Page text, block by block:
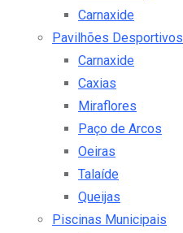
Carnaxide
Pavilhões Desportivos
Carnaxide
Caxias
Miraflores
Paço de Arcos
Oeiras
Talaíde
Queijas
Piscinas Municipais